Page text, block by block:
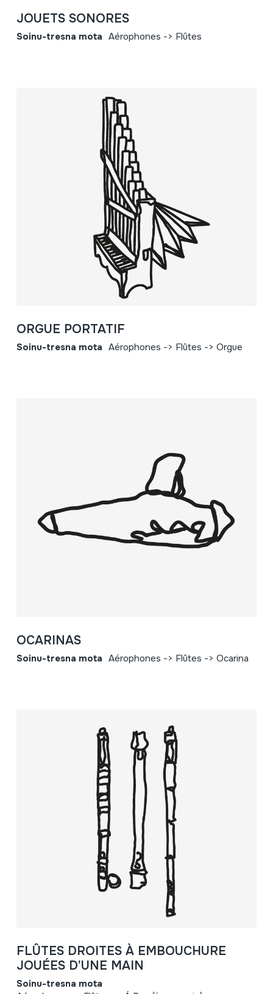
JOUETS SONORES
Soinu-tresna mota Aérophones -> Flûtes
ORGUE PORTATIF
Soinu-tresna mota Aérophones -> Flûtes -> Orgue
OCARINAS
Soinu-tresna mota Aérophones -> Flûtes -> Ocarina
FLÛTES DROITES À EMBOUCHURE
JOUÉES D'UNE MAIN
Soinu-tresna mota